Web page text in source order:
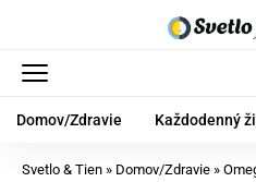
Domov/Zdravie Každodenný
Svetlo & Tien » Domov/Zdravie »